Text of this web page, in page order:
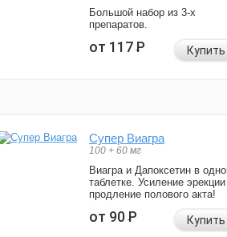
Большой набор из 3-х
препаратов.
от 117Р Купить
Супер Виагра
100 + 60 мг
Виагра и Дапоксетин в
таблетке. Усиление
продление полового акта!
от 90Р Купить